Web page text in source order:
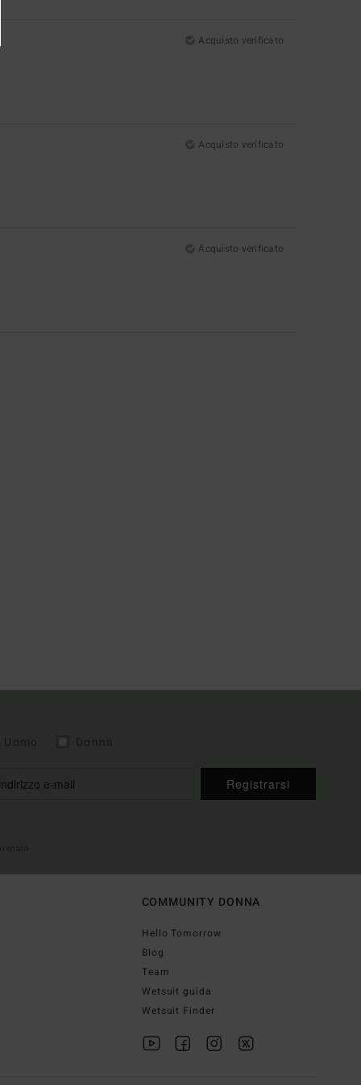
Acquisto verificato
Acquisto verificato
Acquisto verificato
Registrarsi
COMMUNITY DONNA
Hello Tomorrow
Blog
Team
Wetsuit guida
Wetsuit Finder